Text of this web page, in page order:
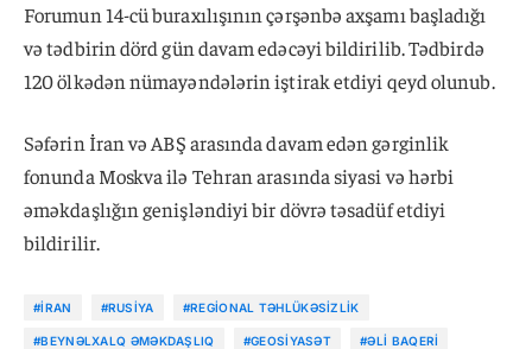
Forumun 14-cü buraxılışının çərşənbə axşamı başladığı
və tədbirin dörd gün davam edəcəyi bildirilib. Tədbirdə
120 ölkədən nümayəndələrin iştirak etdiyi qeyd olunub.
Səfərin İran və ABŞ arasında davam edən gərginlik
fonunda Moskva ilə Tehran arasında siyasi və hərbi
əməkdaşlığın genişləndiyi bir dövrə təsadüf etdiyi
bildirilir.
#İRAN #RUSIYA #REGIONAL TƏHLÜKƏSIZLIK
#BEYNƏLXALQ ƏMƏKDAŞLIQ #GEOSIYASƏT #ƏLI BAQERI